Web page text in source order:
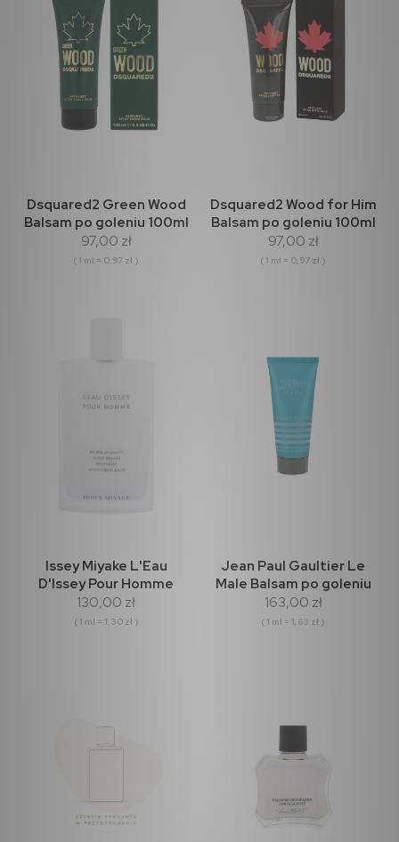
Dsquared2 Green Wood
Balsam po goleniu 100ml
97,00 zł
( 1 ml = 0,97 zł )
Dsquared2 Wood for Him
Balsam po goleniu 100ml
97,00 zł
( 1 ml = 0,97 zł )
Issey Miyake L'Eau
D'Issey Pour Homme
Balsam po goleniu 100ml
130,00 zł
( 1 ml = 1,30 zł )
Jean Paul Gaultier Le
Male Balsam po goleniu
100ml
163,00 zł
( 1 ml = 1,63 zł )